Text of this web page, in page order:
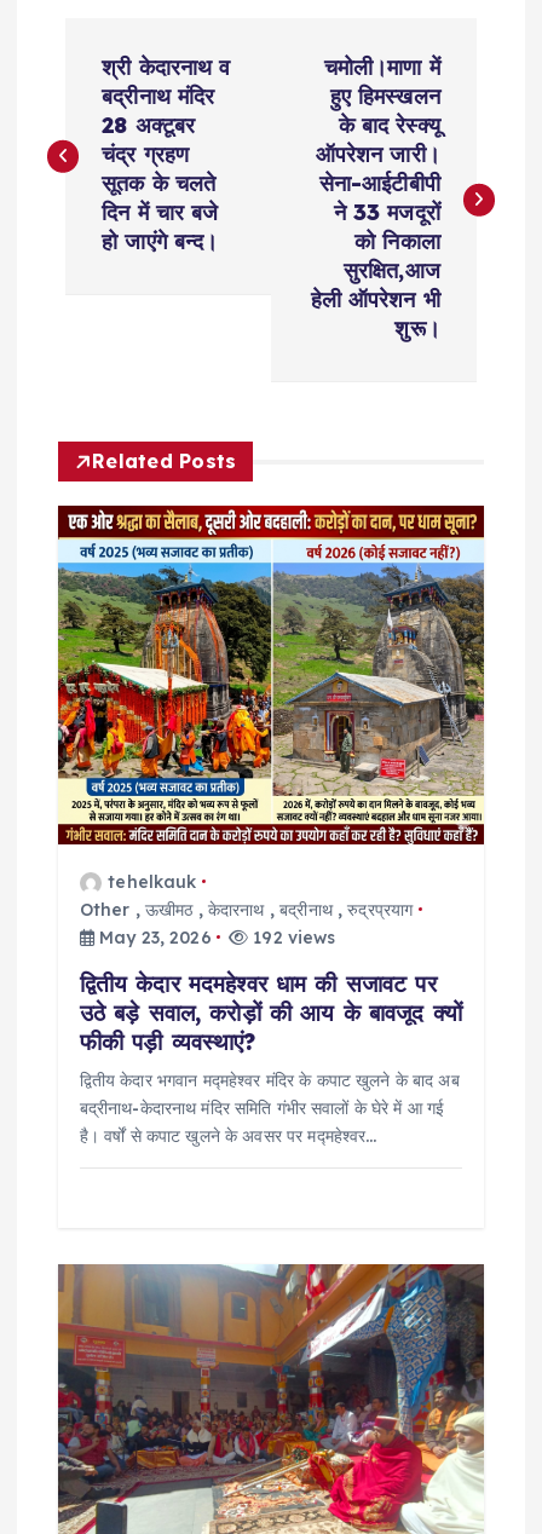
s
g
a
t
o
n
श्री केदारनाथ व
बद्रीनाथ मंदिर
28 अक्टूबर
चंद्र ग्रहण
सूतक के चलते
दिन में चार बजे
हो जाएंगे बन्द।
चमोली।माणा में
हुए हिमस्खलन
के बाद रेस्क्यू
ऑपरेशन जारी।
सेना-आईटीबीपी
ने 33 मजदूरों
को निकाला
सुरक्षित,आज
हेली ऑपरेशन भी
शुरू।
Related Posts
tehelkauk
Other , ऊखीमठ, केदारनाथ,बद्रीनाथ,रुद्रप्रयाग
May 23, 2026
192 views
द्वितीय केदार मदमहेश्वर धाम की सजावट पर
उठे बड़े सवाल, करोड़ों की आय के बावजूद क्यों
फीकी पड़ी व्यवस्थाएं?
द्वितीय केदार भगवान मद्महेश्वर मंदिर के कपाट खुलने के बाद अब
बद्रीनाथ-केदारनाथ मंदिर समिति गंभीर सवालों के घेरे में आ गई
है। वर्षों से कपाट खुलने के अवसर पर मद्महेश्वर…